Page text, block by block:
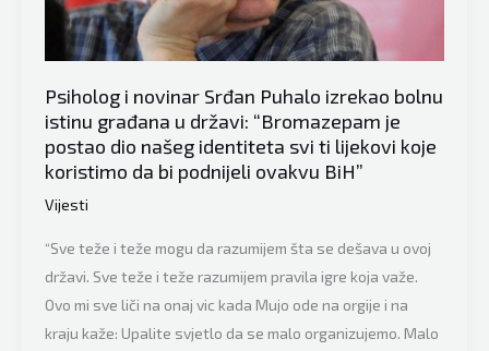
velikoj
kontroverzi
Banja
Luci
Psiholog i novinar Srđan Puhalo izrekao bolnu
istinu građana u državi: “Bromazepam je
postao dio našeg identiteta svi ti lijekovi koje
koristimo da bi podnijeli ovakvu BiH”
Vijesti
“Sve teže i teže mogu da razumijem šta se dešava u ovoj
državi. Sve teže i teže razumijem pravila igre koja važe.
Ovo mi sve liči na onaj vic kada Mujo ode na orgije i na
kraju kaže: Upalite svjetlo da se malo organizujemo. Malo